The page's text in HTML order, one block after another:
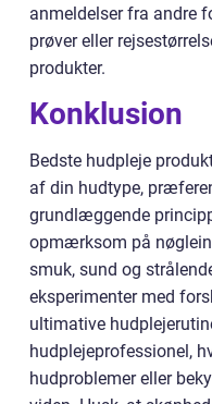
anmeldelser fra andre
prøver eller
produkter.
Konklusion
Bedste hudpleje
af din hudtype,
grundlæggende
opmærksom på
smuk, sund og
eksperimenter med
ultimative
hudplejeprofessionel,
hudproblemer eller